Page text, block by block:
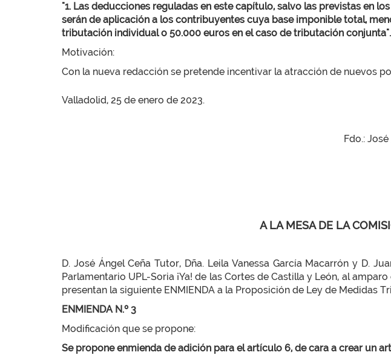
"1. Las deducciones reguladas en este capítulo, salvo las previstas en
serán de aplicación a los contribuyentes cuya base imponible total,
tributación individual o 50.000 euros en el caso de tributación conjunta".
Motivación:
Con la nueva redacción se pretende incentivar la atracción de nuevos
Valladolid, 25 de enero de 2023.
Fdo.:
A LA MESA DE LA
D. José Ángel Ceña Tutor, Dña. Leila Vanessa García Macarrón y D.
Parlamentario UPL-Soria ¡Ya! de las Cortes de Castilla y León, al
presentan la siguiente ENMIENDA a la Proposición de Ley de Medidas
ENMIENDA N.º 3
Modificación que se propone:
Se propone enmienda de adición para el artículo 6, de cara a crear un